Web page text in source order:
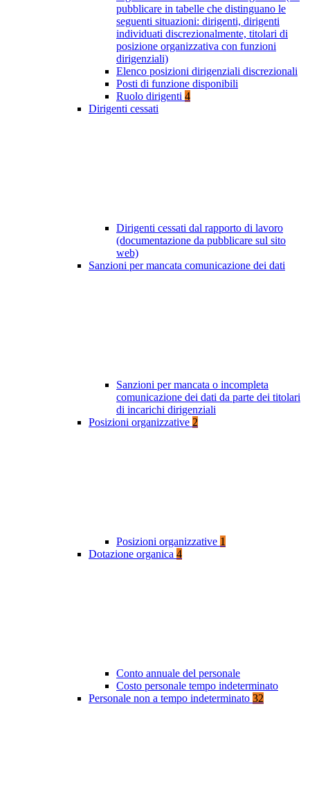
pubblicare in tabelle che distinguano le
seguenti situazioni: dirigenti, dirigenti
individuati discrezionalmente, titolari di
posizione organizzativa con funzioni
dirigenziali)
Elenco posizioni dirigenziali discrezionali
Posti di funzione disponibili
Ruolo dirigenti 4
Dirigenti cessati
Dirigenti cessati dal rapporto di lavoro
(documentazione da pubblicare sul sito
web)
Sanzioni per mancata comunicazione dei dati
Sanzioni per mancata o incompleta
comunicazione dei dati da parte dei titolari
di incarichi dirigenziali
Posizioni organizzative 2
Posizioni organizzative 1
Dotazione organica 4
Conto annuale del personale
Costo personale tempo indeterminato
Personale non a tempo indeterminato 32